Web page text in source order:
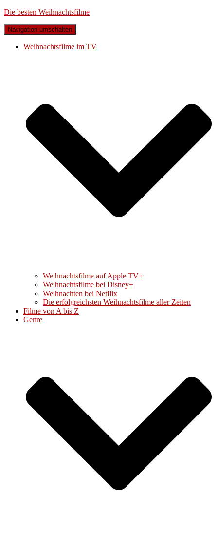
Die besten Weihnachtsfilme
Navigation umschalten
Weihnachtsfilme im TV
Weihnachtsfilme auf Apple TV+
Weihnachtsfilme bei Disney+
Weihnachten bei Netflix
Die erfolgreichsten Weihnachtsfilme aller Zeiten
Filme von A bis Z
Genre